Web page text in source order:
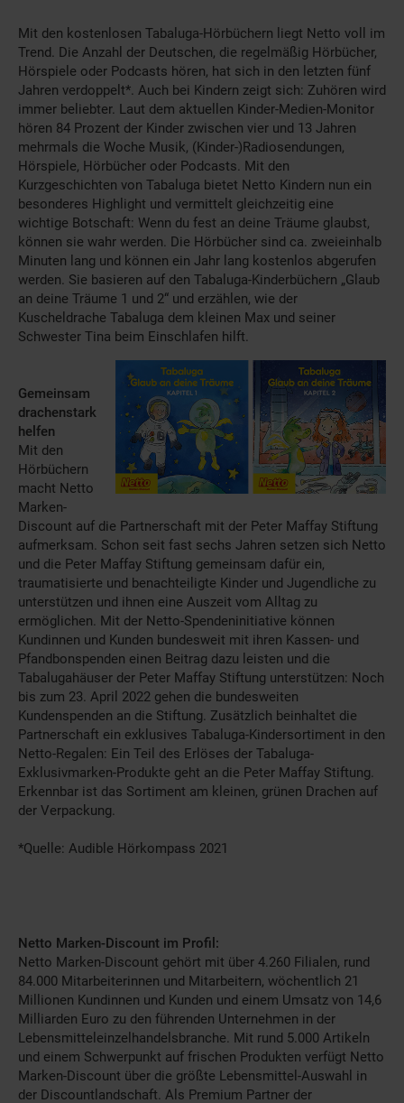
Mit den kostenlosen Tabaluga-Hörbüchern liegt Netto voll im
Trend. Die Anzahl der Deutschen, die regelmäßig Hörbücher,
Hörspiele oder Podcasts hören, hat sich in den letzten fünf
Jahren verdoppelt*. Auch bei Kindern zeigt sich: Zuhören wird
immer beliebter. Laut dem aktuellen Kinder-Medien-Monitor
hören 84 Prozent der Kinder zwischen vier und 13 Jahren
mehrmals die Woche Musik, (Kinder-)Radiosendungen,
Hörspiele, Hörbücher oder Podcasts. Mit den
Kurzgeschichten von Tabaluga bietet Netto Kindern nun ein
besonderes Highlight und vermittelt gleichzeitig eine
wichtige Botschaft: Wenn du fest an deine Träume glaubst,
können sie wahr werden. Die Hörbücher sind ca. zweieinhalb
Minuten lang und können ein Jahr lang kostenlos abgerufen
werden. Sie basieren auf den Tabaluga-Kinderbüchern „Glaub
an deine Träume 1 und 2“ und erzählen, wie der
Kuscheldrache Tabaluga dem kleinen Max und seiner
Schwester Tina beim Einschlafen hilft.
Gemeinsam
drachenstark
helfen
Mit den
Hörbüchern
macht Netto
Marken-
Discount auf die Partnerschaft mit der Peter Maffay Stiftung
aufmerksam. Schon seit fast sechs Jahren setzen sich Netto
und die Peter Maffay Stiftung gemeinsam dafür ein,
traumatisierte und benachteiligte Kinder und Jugendliche zu
unterstützen und ihnen eine Auszeit vom Alltag zu
ermöglichen. Mit der Netto-Spendeninitiative können
Kundinnen und Kunden bundesweit mit ihren Kassen- und
Pfandbonspenden einen Beitrag dazu leisten und die
Tabalugahäuser der Peter Maffay Stiftung unterstützen: Noch
bis zum 23. April 2022 gehen die bundesweiten
Kundenspenden an die Stiftung. Zusätzlich beinhaltet die
Partnerschaft ein exklusives Tabaluga-Kindersortiment in den
Netto-Regalen: Ein Teil des Erlöses der Tabaluga-
Exklusivmarken-Produkte geht an die Peter Maffay Stiftung.
Erkennbar ist das Sortiment am kleinen, grünen Drachen auf
der Verpackung.
*Quelle: Audible Hörkompass 2021
Netto Marken-Discount im Profil:
Netto Marken-Discount gehört mit über 4.260 Filialen, rund
84.000 Mitarbeiterinnen und Mitarbeitern, wöchentlich 21
Millionen Kundinnen und Kunden und einem Umsatz von 14,6
Milliarden Euro zu den führenden Unternehmen in der
Lebensmitteleinzelhandelsbranche. Mit rund 5.000 Artikeln
und einem Schwerpunkt auf frischen Produkten verfügt Netto
Marken-Discount über die größte Lebensmittel-Auswahl in
der Discountlandschaft. Als Premium Partner der